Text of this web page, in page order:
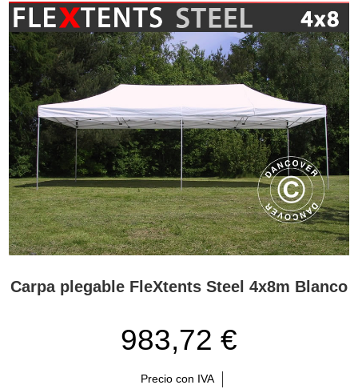
Carpa plegable FleXtents Steel 4x8m Blanco
983,72 €
Precio con IVA